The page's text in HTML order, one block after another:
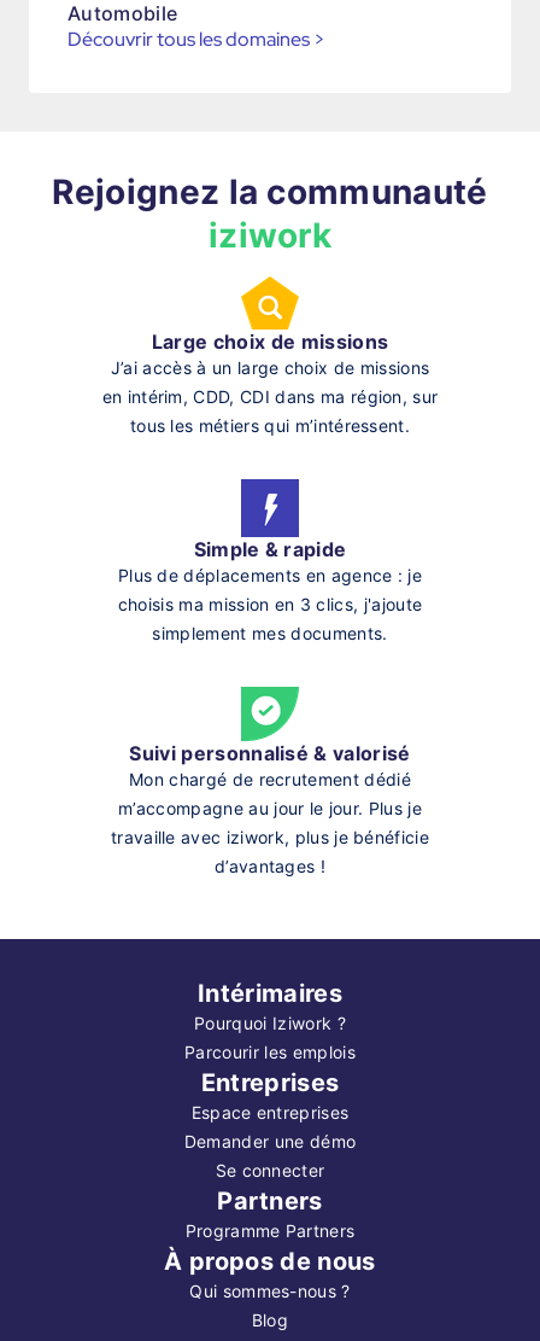
Automobile
Découvrir tous les domaines >
Rejoignez la communauté
iziwork
Large choix de missions
J’ai accès à un large choix de missions
en intérim, CDD, CDI dans ma région, sur
tous les métiers qui m’intéressent.
Simple & rapide
Plus de déplacements en agence : je
choisis ma mission en 3 clics, j'ajoute
simplement mes documents.
Suivi personnalisé & valorisé
Mon chargé de recrutement dédié
m’accompagne au jour le jour. Plus je
travaille avec iziwork, plus je bénéficie
d’avantages !
Intérimaires
Pourquoi Iziwork ?
Parcourir les emplois
Entreprises
Espace entreprises
Demander une démo
Se connecter
Partners
Programme Partners
À propos de nous
Qui sommes-nous ?
Blog